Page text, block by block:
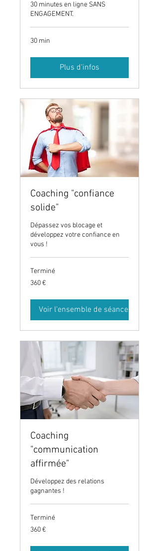
30 minutes en ligne SANS
ENGAGEMENT.
30 min
Plus d'infos
Coaching "confiance
solide"
Dépassez vos blocage et
développez votre confiance en
vous !
Terminé
360
euros
360 €
Voir l'ensemble de séances
Coaching
"communication
affirmée"
Développez des relations
gagnantes !
Terminé
360
euros
360 €